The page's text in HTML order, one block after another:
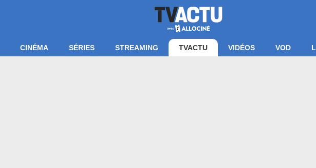
CINÉMA SÉRIES STREAMING TVACTU VIDÉOS VOD